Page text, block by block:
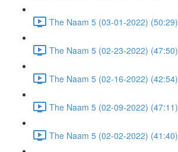
The Naam 5 (03-01-2022) (50:29)
The Naam 5 (02-23-2022) (47:50)
The Naam 5 (02-16-2022) (42:54)
The Naam 5 (02-09-2022) (47:11)
The Naam 5 (02-02-2022) (41:40)